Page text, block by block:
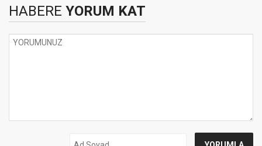
HABERE YORUM KAT